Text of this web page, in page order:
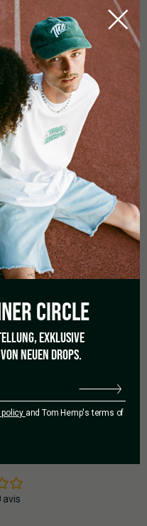
chanvre, épicé
qualité avec cartouche
avis
CIRCLE
EXKLUSIVE
NEUEN DROPS.
policy and Tom Hemp's terms of